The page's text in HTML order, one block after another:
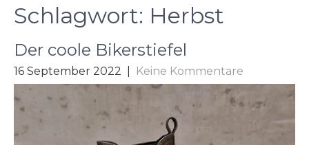
Schlagwort: Herbst
Der coole Bikerstiefel
16 September 2022 Keine Kommentare